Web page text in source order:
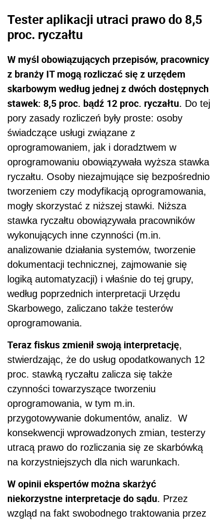
Tester aplikacji utraci prawo do 8,5
proc. ryczałtu
W myśl obowiązujących przepisów, pracownicy
z branży IT mogą rozliczać się z urzędem
skarbowym według jednej z dwóch dostępnych
stawek: 8,5 proc. bądź 12 proc. ryczałtu. Do tej
pory zasady rozliczeń były proste: osoby
świadczące usługi związane z
oprogramowaniem, jak i doradztwem w
oprogramowaniu obowiązywała wyższa stawka
ryczałtu. Osoby niezajmujące się bezpośrednio
tworzeniem czy modyfikacją oprogramowania,
mogły skorzystać z niższej stawki. Niższa
stawka ryczałtu obowiązywała pracowników
wykonujących inne czynności (m.in.
analizowanie działania systemów, tworzenie
dokumentacji technicznej, zajmowanie się
logiką automatyzacji) i właśnie do tej grupy,
według poprzednich interpretacji Urzędu
Skarbowego, zaliczano także testerów
oprogramowania.
Teraz fiskus zmienił swoją interpretację,
stwierdzając, że do usług opodatkowanych 12
proc. stawką ryczałtu zalicza się także
czynności towarzyszące tworzeniu
oprogramowania, w tym m.in.
przygotowywanie dokumentów, analiz. W
konsekwencji wprowadzonych zmian, testerzy
utracą prawo do rozliczania się ze skarbówką
na korzystniejszych dla nich warunkach.
W opinii ekspertów można skarżyć
niekorzystne interpretacje do sądu. Przez
wzgląd na fakt swobodnego traktowania przez